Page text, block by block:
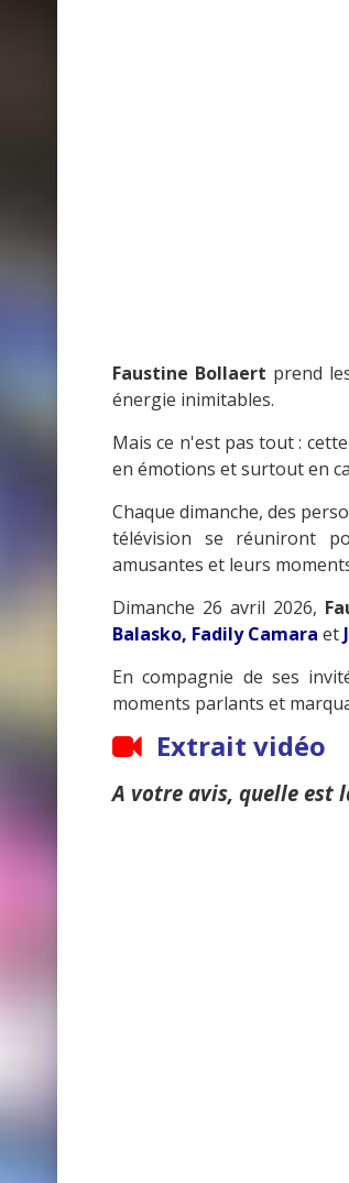
Faustine Bollaert prend
énergie inimitables.
Mais ce n'est pas tout :
en émotions et surtout en
Chaque dimanche, des
télévision se réuniront
amusantes et leurs
Dimanche 26 avril 2026,
Balasko, Fadily Camara et
En compagnie de ses
moments parlants et
Extrait vidéo
A votre avis, quelle est